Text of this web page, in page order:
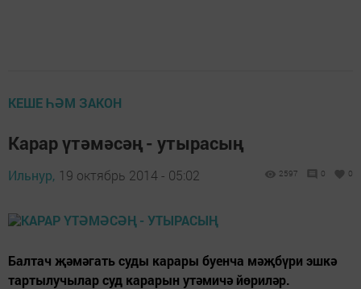
КЕШЕ ҺӘМ ЗАКОН
Карар үтәмәсәң - утырасың
Ильнур, 19 октябрь 2014 - 05:02 2597 0 0
Балтач җәмәгать суды карары буенча мәҗбүри эшкә
тартылучылар суд карарын утәмичә йөриләр.